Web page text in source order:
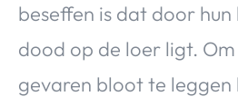
beseffen is dat door hun
dood op de loer ligt.
gevaren bloot te